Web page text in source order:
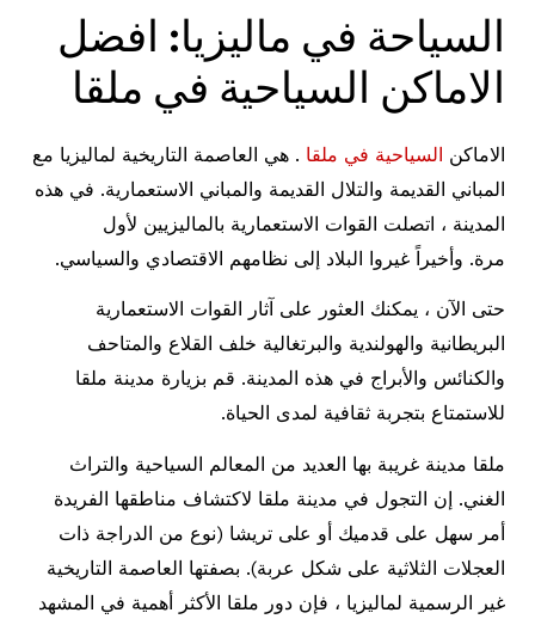
السياحة في ماليزيا: افضل
الاماكن السياحية في ملقا
الاماكن السياحية في ملقا . هي العاصمة التاريخية لماليزيا مع
المباني القديمة والتلال القديمة والمباني الاستعمارية. في هذه
المدينة ، اتصلت القوات الاستعمارية بالماليزيين لأول
مرة. وأخيراً غيروا البلاد إلى نظامهم الاقتصادي والسياسي.
حتى الآن ، يمكنك العثور على آثار القوات الاستعمارية
البريطانية والهولندية والبرتغالية خلف القلاع والمتاحف
والكنائس والأبراج في هذه المدينة. قم بزيارة مدينة ملقا
للاستمتاع بتجربة ثقافية لمدى الحياة.
ملقا مدينة غريبة بها العديد من المعالم السياحية والتراث
الغني. إن التجول في مدينة ملقا لاكتشاف مناطقها الفريدة
أمر سهل على قدميك أو على تريشا (نوع من الدراجة ذات
العجلات الثلاثية على شكل عربة). بصفتها العاصمة التاريخية
غير الرسمية لماليزيا ، فإن دور ملقا الأكثر أهمية في المشهد